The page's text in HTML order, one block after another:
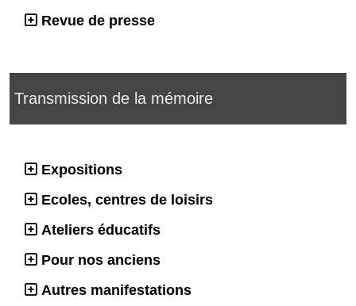
Revue de presse
Transmission de la mémoire
Expositions
Ecoles, centres de loisirs
Ateliers éducatifs
Pour nos anciens
Autres manifestations